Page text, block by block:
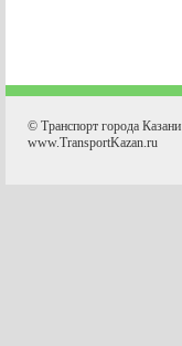
© Транспорт города Казани
www.TransportKazan.ru